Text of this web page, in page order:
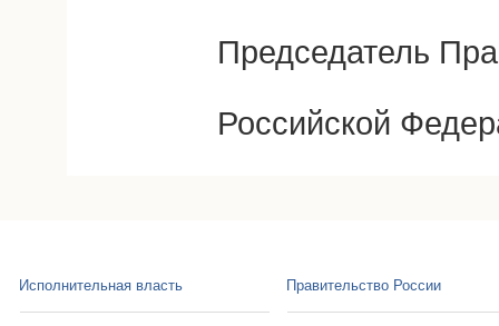
Председатель
Российской
Исполнительная власть Правительство России